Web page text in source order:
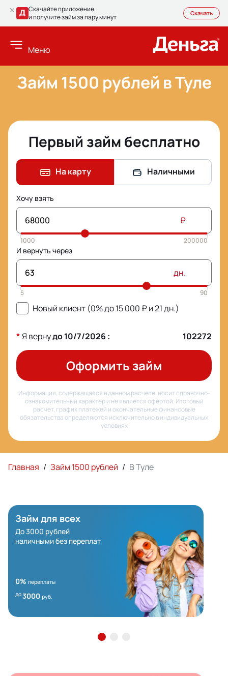
Скачайте приложение
и получите займ за пару минут
Скачать
Меню
Займ 1500 рублей в Туле
Первый займ бесплатно
На карту Наличными
Хочу взять
₽
И вернуть через
дн.
Новый клиент (0% до15 000 ₽ и21дн.)
*Я вернудо10/7/2026 : 102272
Оформить займ
Информация, содержащаяся в данном расчете, носит справочно-
ознакомительный характер и не является офертой. Итоговый
расчет, график платежей и окончательные финансовые
обязательства определяются исключительно в индивидуальных
условиях
Главная / Займ 1500 рублей / В Туле
Займ для всех
До 3000 рублей
наличными без переплат
0% переплаты
до3000 руб.